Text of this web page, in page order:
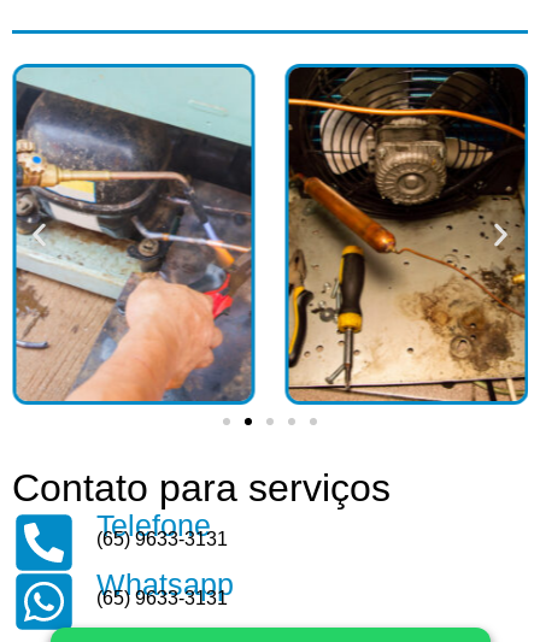
Contato para serviços
Telefone
(65) 9633-3131
Whatsapp
(65) 9633-3131